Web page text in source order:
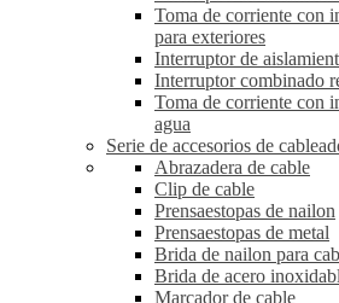
Toma de corriente con
para exteriores
Interruptor de
Interruptor combinado
Toma de corriente con
agua
Serie de accesorios de
Abrazadera de cable
Clip de cable
Prensaestopas de nailon
Prensaestopas de metal
Brida de nailon para
Brida de acero
Marcador de cable